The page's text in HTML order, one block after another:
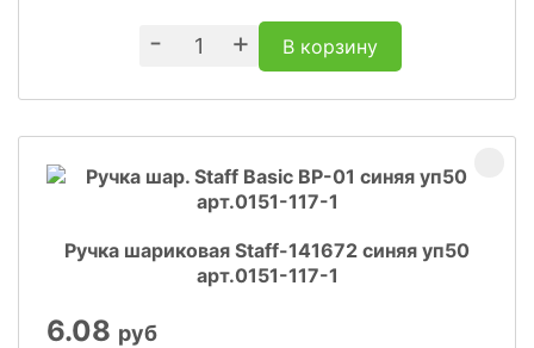
- + В корзину
Ручка шариковая Staff-141672 синяя уп50
арт.0151-117-1
6.08 руб